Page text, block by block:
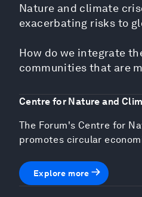
Nature and climate
exacerbating risks to
How do we integrate
communities that are
Centre for Nature and
The Forum's Centre for
promotes circular
Explore more